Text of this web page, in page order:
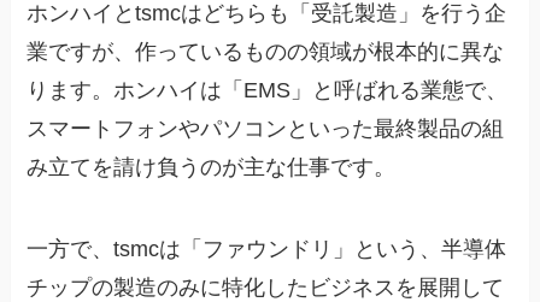
ホンハイとtsmcはどちらも「受託製造」を行う企
業ですが、作っているものの領域が根本的に異な
ります。ホンハイは「EMS」と呼ばれる業態で、
スマートフォンやパソコンといった最終製品の組
み立てを請け負うのが主な仕事です。
一方で、tsmcは「ファウンドリ」という、半導体
チップの製造のみに特化したビジネスを展開して